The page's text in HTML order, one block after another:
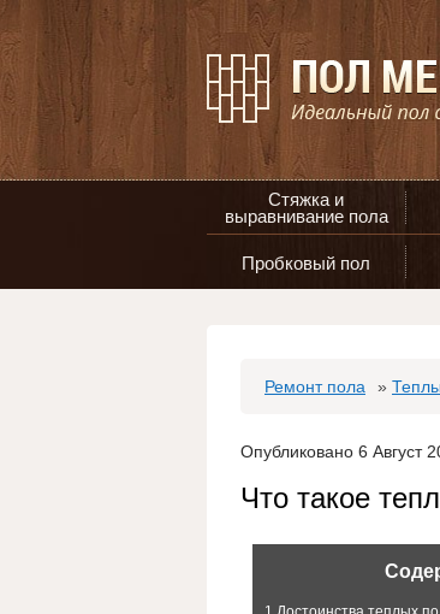
Стяжка и
выравнивание пола
Пробковый пол
Ремонт пола »
Опубликовано 6 Август
Что такое